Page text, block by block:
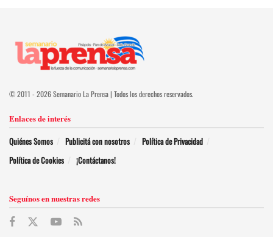
© 2011 - 2026 Semanario La Prensa | Todos los derechos reservados.
Enlaces de interés
Quiénes Somos Publicitá con nosotros
Política de Privacidad
Política de Cookies
¡Contáctanos!
Seguínos en nuestras redes